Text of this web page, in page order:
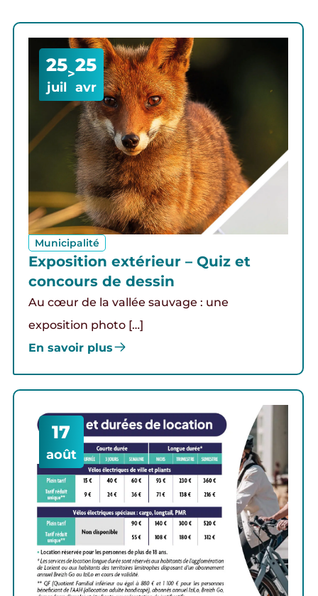
25
juil
>25
avr
Municipalité
Exposition extérieur – Quiz et
concours de dessin
Au cœur de la vallée sauvage : une
exposition photo […]
En savoir plus
17
août